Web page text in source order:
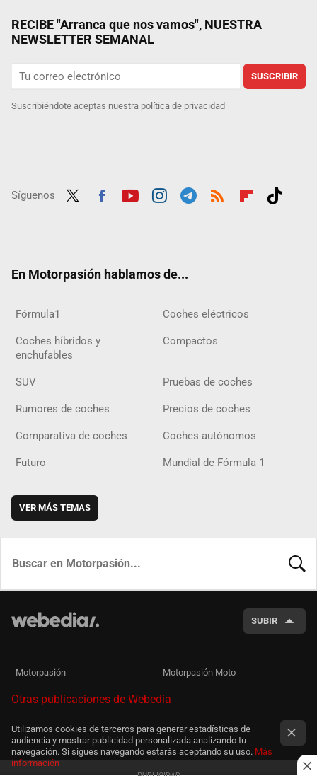
RECIBE "Arranca que nos vamos", NUESTRA
NEWSLETTER SEMANAL
SUSCRIBIR
Suscribiéndote aceptas nuestra política de privacidad
Síguenos
En Motorpasión hablamos de...
Fórmula1 Coches eléctricos
Coches híbridos y
enchufables
Compactos
SUV Pruebas de coches
Rumores de coches Precios de coches
Comparativa de coches Coches autónomos
Futuro Mundial de Fórmula 1
VER MÁS TEMAS
SUBIR
Motorpasión Motorpasión Moto
Otras publicaciones de Webedia
Utilizamos cookies de terceros para generar estadísticas de
audiencia y mostrar publicidad personalizada analizando tu
navegación. Si sigues navegando estarás aceptando su uso. Más
información